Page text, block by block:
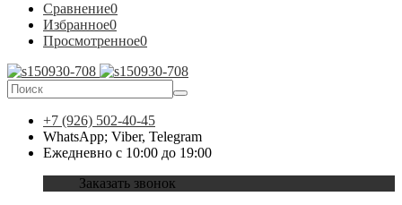
Сравнение0
Избранное0
Просмотренное0
+7 (926) 502-40-45
WhatsApp; Viber, Telegram
Ежедневно с 10:00 до 19:00
Заказать звонок